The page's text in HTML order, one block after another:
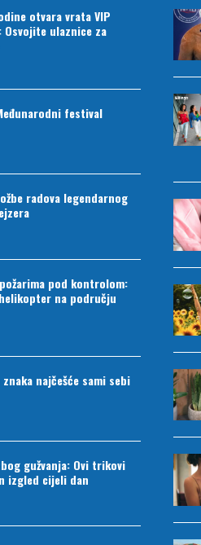
otvara vrata VIP
Osvojite ulaznice za
festival
radova legendarnog
pod kontrolom:
na području
najčešće sami sebi
gužvanja: Ovi trikovi
izgled cijeli dan